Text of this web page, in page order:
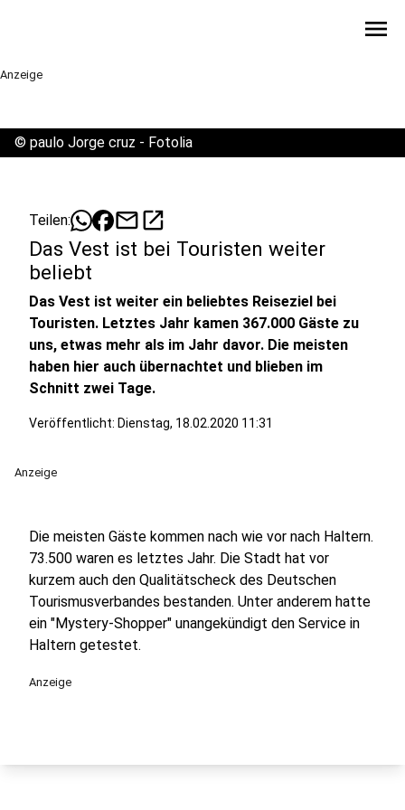
menu
Anzeige
© paulo Jorge cruz - Fotolia
Teilen: mailopen_in_new
Das Vest ist bei Touristen weiter
beliebt
Das Vest ist weiter ein beliebtes Reiseziel bei
Touristen. Letztes Jahr kamen 367.000 Gäste zu
uns, etwas mehr als im Jahr davor. Die meisten
haben hier auch übernachtet und blieben im
Schnitt zwei Tage.
Veröffentlicht: Dienstag, 18.02.2020 11:31
Anzeige
Die meisten Gäste kommen nach wie vor nach Haltern.
73.500 waren es letztes Jahr. Die Stadt hat vor
kurzem auch den Qualitätscheck des Deutschen
Tourismusverbandes bestanden. Unter anderem hatte
ein "Mystery-Shopper" unangekündigt den Service in
Haltern getestet.
Anzeige